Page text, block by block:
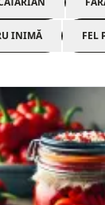
INIMĂ FEL